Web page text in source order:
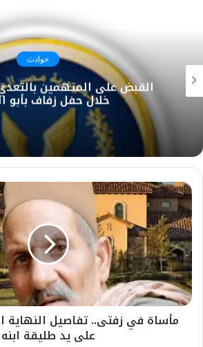
حوادث
القبض على المتهمين بالتعدي
خلال حفل زفاف بأبو
مأساة في زفتى.. تفاصيل النهاية
على يد طليقة ابنه